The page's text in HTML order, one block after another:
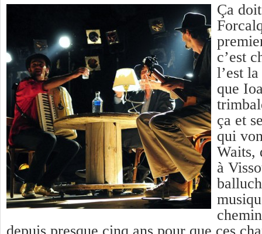
Ça
c’est
l’est
que
ça et
qui
Waits,
à